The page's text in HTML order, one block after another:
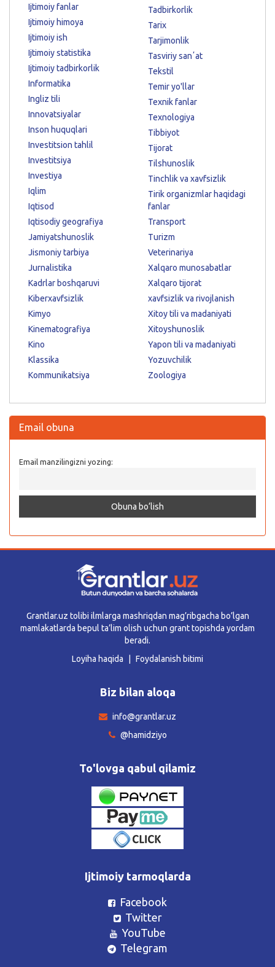
Ijtimoiy fanlar
Ijtimoiy himoya
Ijtimoiy ish
Ijtimoiy statistika
Ijtimoiy tadbirkorlik
Informatika
Ingliz tili
Innovatsiyalar
Inson huquqlari
Investitsion tahlil
Investitsiya
Investiya
Iqlim
Iqtisod
Iqtisodiy geografiya
Jamiyatshunoslik
Jismoniy tarbiya
Jurnalistika
Kadrlar boshqaruvi
Kiberxavfsizlik
Kimyo
Kinematografiya
Kino
Klassika
Kommunikatsiya
Tadbirkorlik
Tarix
Tarjimonlik
Tasviriy sanʼat
Tekstil
Temir yo'llar
Texnik fanlar
Texnologiya
Tibbiyot
Tijorat
Tilshunoslik
Tinchlik va xavfsizlik
Tirik organizmlar haqidagi
fanlar
Transport
Turizm
Veterinariya
Xalqaro munosabatlar
Xalqaro tijorat
xavfsizlik va rivojlanish
Xitoy tili va madaniyati
Xitoyshunoslik
Yapon tili va madaniyati
Yozuvchilik
Zoologiya
Email obuna
Email manzilingizni yozing:
Grantlar.uz tolibi ilmlarga mashriqdan mag’ribgacha bo’lgan
mamlakatlarda bepul ta’lim olish uchun grant topishda yordam
beradi.
Loyiha haqida
Foydalanish bitimi
Biz bilan aloqa
info@grantlar.uz
@hamidziyo
To'lovga qabul qilamiz
Ijtimoiy tarmoqlarda
Facebook
Twitter
YouTube
Telegram